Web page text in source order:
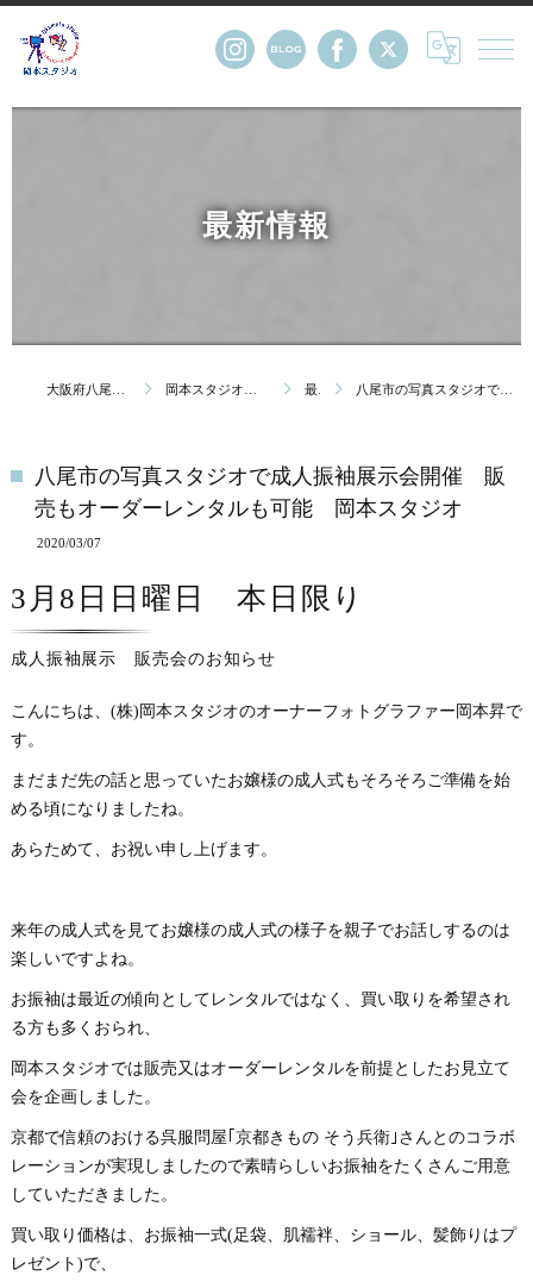
最新情報
岡本スタジオについて｜創業123年 大阪府八尾市の写真館 最新情報 八尾市の写真スタジオで成人振袖展示会開催 販売もオーダーレンタルも可能 岡本スタジオ
八尾市の写真スタジオで成人振袖展示会開催 販
売もオーダーレンタルも可能 岡本スタジオ
2020/03/07
成人振袖展示 販売会のお知らせ
3月8日日曜日 本日限り
こんにちは、(株)岡本スタジオのオーナーフォトグラファー岡本昇で
す。
まだまだ先の話と思っていたお嬢様の成人式もそろそろご準備を始
める頃になりましたね。
あらためて、お祝い申し上げます。
来年の成人式を見てお嬢様の成人式の様子を親子でお話しするのは
楽しいですよね。
お振袖は最近の傾向としてレンタルではなく、買い取りを希望され
る方も多くおられ、
岡本スタジオでは販売又はオーダーレンタルを前提としたお見立て
会を企画しました。
京都で信頼のおける呉服問屋｢京都きもの そう兵衛｣さんとのコラボ
レーションが実現しましたので素晴らしいお振袖をたくさんご用意
していただきました。
買い取り価格は、お振袖一式(足袋、肌襦袢、ショール、髪飾りはプ
レゼント)で、